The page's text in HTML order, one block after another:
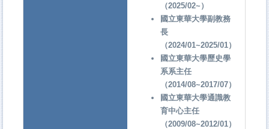
（2025/02~）
國立東華大學副教務
長
（2024/01~2025/01）
國立東華大學歷史學
系系主任
（2014/08~2017/07）
國立東華大學通識教
育中心主任
（2009/08~2012/01）